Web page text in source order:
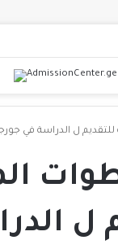
ل الدراسة في
ل